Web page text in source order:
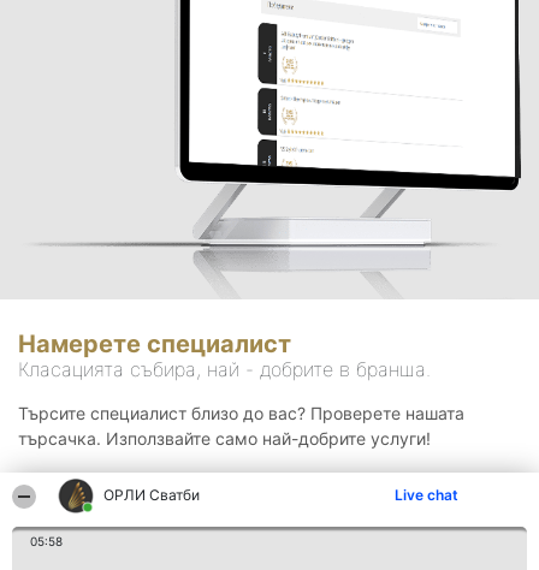
ОРЛИ Сватби Live chat
05:58
Намерете специалист
Класацията събира, най - добрите в бранша.
Търсите специалист близо до вас? Проверете нашата
търсачка. Използвайте само най-добрите услуги!